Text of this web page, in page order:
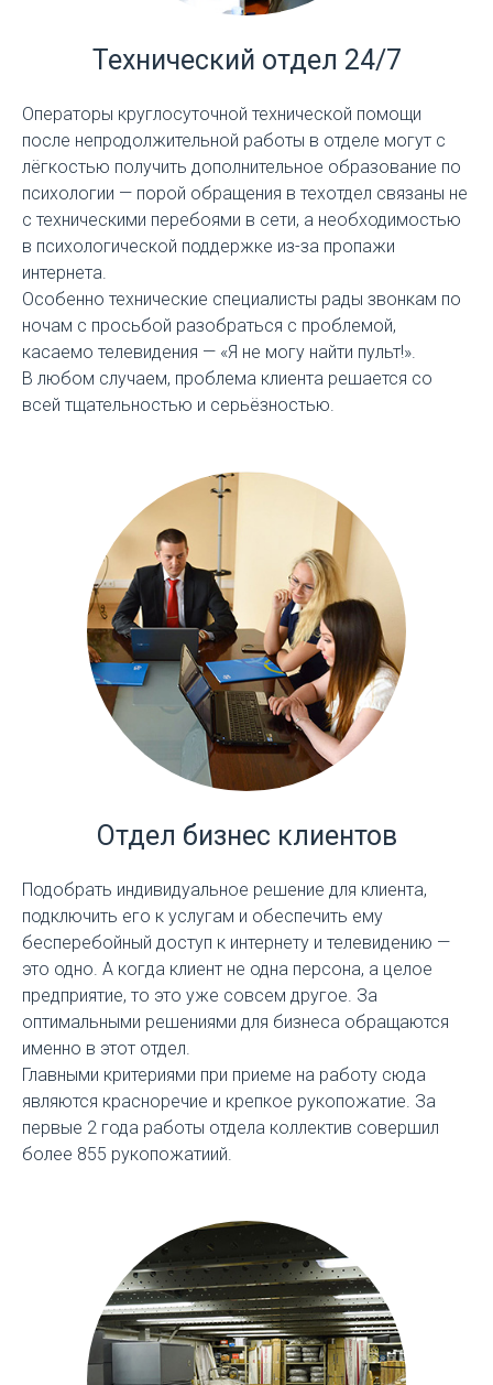
Технический отдел 24/7
Операторы круглосуточной технической помощи
после непродолжительной работы в отделе могут с
лёгкостью получить дополнительное образование по
психологии — порой обращения в техотдел связаны не
с техническими перебоями в сети, а необходимостью
в психологической поддержке из-за пропажи
интернета.
Особенно технические специалисты рады звонкам по
ночам с просьбой разобраться с проблемой,
касаемо телевидения — «Я не могу найти пульт!».
В любом случаем, проблема клиента решается со
всей тщательностью и серьёзностью.
Отдел бизнес клиентов
Подобрать индивидуальное решение для клиента,
подключить его к услугам и обеспечить ему
бесперебойный доступ к интернету и телевидению —
это одно. А когда клиент не одна персона, а целое
предприятие, то это уже совсем другое. За
оптимальными решениями для бизнеса обращаются
именно в этот отдел.
Главными критериями при приеме на работу сюда
являются красноречие и крепкое рукопожатие. За
первые 2 года работы отдела коллектив совершил
более 855 рукопожатиий.